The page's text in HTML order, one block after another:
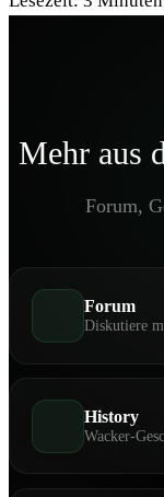
Mehr aus
Forum,
Forum
Diskutiere
History
Wacker-